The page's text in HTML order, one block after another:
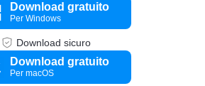
Download gratuito
Per Windows
Download sicuro
Download gratuito
Per macOS